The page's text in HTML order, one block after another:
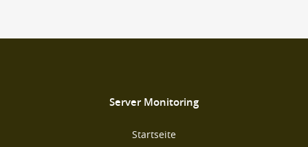
Server Monitoring
Startseite